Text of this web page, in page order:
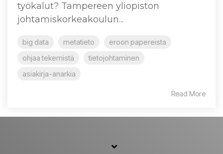
työkalut? Tampereen yliopiston
johtamiskorkeakoulun...
big data metatieto
eroon papereista
ohjaa tekemistä
tietojohtaminen
asiakirja-anarkia
Read More